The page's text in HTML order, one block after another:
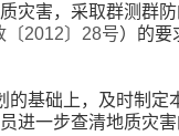
灾害，采取群测群
〔2012〕28号）的要
基础上，及时制
进一步查清地质灾